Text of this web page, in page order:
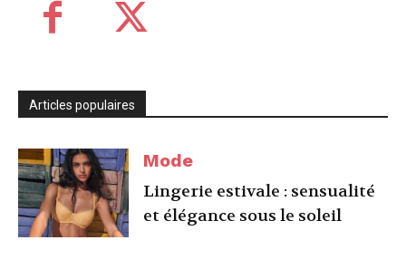
Articles populaires
Mode
Lingerie estivale : sensualité
et élégance sous le soleil